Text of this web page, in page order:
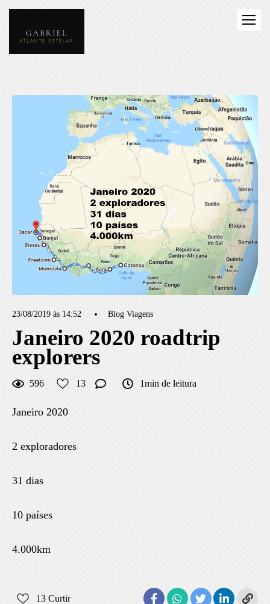
23/08/2019 às 14:52 Blog Viagens
Janeiro 2020 roadtrip
explorers
596 13 1min de leitura
Janeiro 2020
2 exploradores
31 dias
10 países
4.000km
13 Curtir